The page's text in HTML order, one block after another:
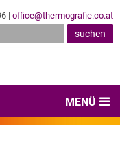
| office@thermografie.co.at
MENÜ